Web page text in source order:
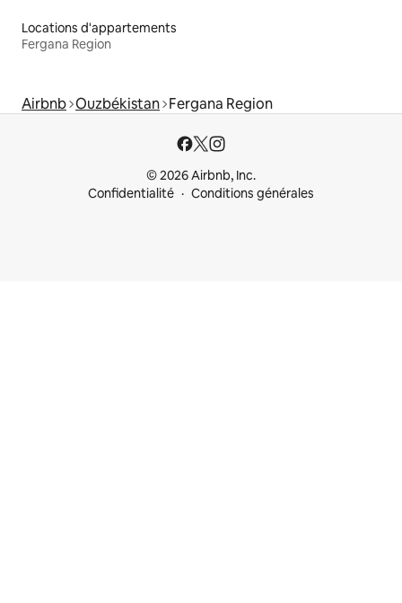
Locations d'appartements
Fergana Region
Airbnb Ouzbékistan Fergana Region
© 2026 Airbnb, Inc.
Confidentialité
Conditions générales